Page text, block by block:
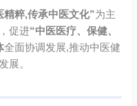
精粹,传承中医文化”为主
促进“中医医疗、保健、
全面协调发展,推动中医健
展。